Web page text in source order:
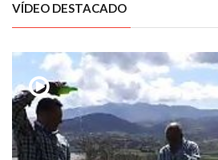
VÍDEO DESTACADO